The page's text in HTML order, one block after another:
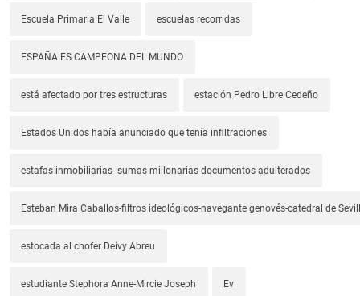
Escuela Primaria El Valle escuelas recorridas
ESPAÑA ES CAMPEONA DEL MUNDO
está afectado por tres estructuras estación Pedro Libre Cedeño
Estados Unidos había anunciado que tenía infiltraciones
estafas inmobiliarias- sumas millonarias-documentos adulterados
Esteban Mira Caballos-filtros ideológicos-navegante genovés-catedral de
estocada al chofer Deivy Abreu
estudiante Stephora Anne-Mircie Joseph Ev